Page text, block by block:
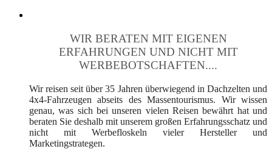
WIR BERATEN MIT EIGENEN
ERFAHRUNGEN UND NICHT MIT
WERBEBOTSCHAFTEN....
Wir reisen seit über 35 Jahren überwiegend in Dachzelten und
4x4-Fahrzeugen abseits des Massentourismus. Wir wissen
genau, was sich bei unseren vielen Reisen bewährt hat und
beraten Sie deshalb mit unserem großen Erfahrungsschatz und
nicht mit Werbefloskeln vieler Hersteller und
Marketingstrategen.